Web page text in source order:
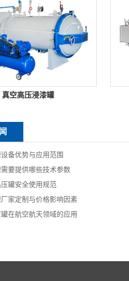
真空高压浸漆罐
备优势与应用范围
要提供哪些技术参数
罐安全使用规范
家定制与价格影响因素
在航空航天领域的应用